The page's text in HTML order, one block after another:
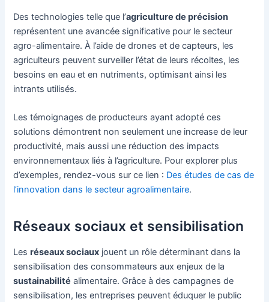
Des technologies telle que l’agriculture de précision
représentent une avancée significative pour le secteur
agro-alimentaire. À l’aide de drones et de capteurs, les
agriculteurs peuvent surveiller l’état de leurs récoltes, les
besoins en eau et en nutriments, optimisant ainsi les
intrants utilisés.
Les témoignages de producteurs ayant adopté ces
solutions démontrent non seulement une increase de leur
productivité, mais aussi une réduction des impacts
environnementaux liés à l’agriculture. Pour explorer plus
d’exemples, rendez-vous sur ce lien : Des études de cas de
l’innovation dans le secteur agroalimentaire.
Réseaux sociaux et sensibilisation
Lesréseaux sociaux jouent un rôle déterminant dans la
sensibilisation des consommateurs aux enjeux de la
sustainabilité alimentaire. Grâce à des campagnes de
sensibilisation, les entreprises peuvent éduquer le public